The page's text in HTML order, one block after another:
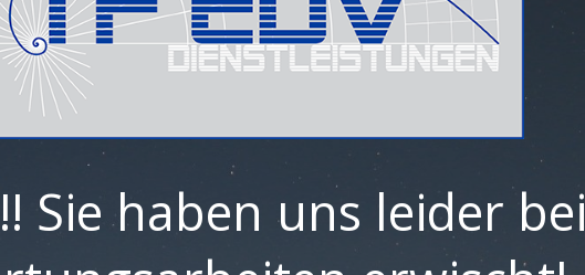
Sie haben uns leider bei